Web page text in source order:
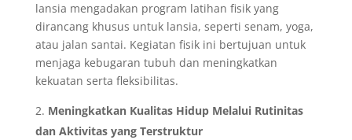
lansia mengadakan program latihan fisik yang
dirancang khusus untuk lansia, seperti senam, yoga,
atau jalan santai. Kegiatan fisik ini bertujuan untuk
menjaga kebugaran tubuh dan meningkatkan
kekuatan serta fleksibilitas.
Meningkatkan Kualitas Hidup Melalui Rutinitas
dan Aktivitas yang Terstruktur